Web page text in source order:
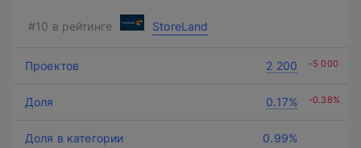
StoreLand
2 200 -5 000
0.17% -0.38%
0.99%